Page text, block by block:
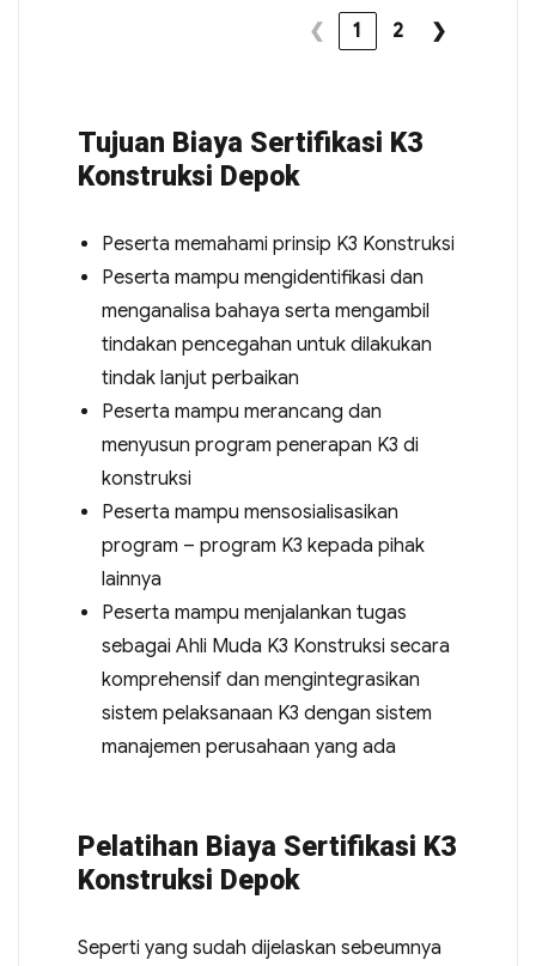
❮ 1 2 ❯
Tujuan Biaya Sertifikasi K3
Konstruksi Depok
Peserta memahami prinsip K3 Konstruksi
Peserta mampu mengidentifikasi dan
menganalisa bahaya serta mengambil
tindakan pencegahan untuk dilakukan
tindak lanjut perbaikan
Peserta mampu merancang dan
menyusun program penerapan K3 di
konstruksi
Peserta mampu mensosialisasikan
program – program K3 kepada pihak
lainnya
Peserta mampu menjalankan tugas
sebagai Ahli Muda K3 Konstruksi secara
komprehensif dan mengintegrasikan
sistem pelaksanaan K3 dengan sistem
manajemen perusahaan yang ada
Pelatihan Biaya Sertifikasi K3
Konstruksi Depok
Seperti yang sudah dijelaskan sebeumnya